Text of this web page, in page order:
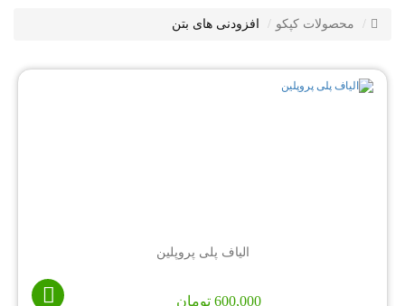
محصولات کپکو افزودنی های بتن
الیاف پلی پروپلین
600,000 تومان